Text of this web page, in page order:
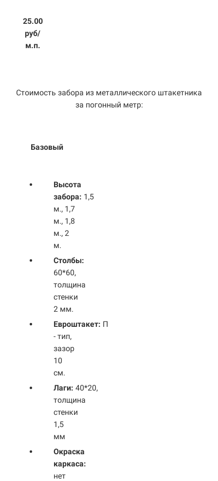
25.00
руб/
м.п.
Стоимость забора из металлического штакетника
за погонный метр:
Базовый
Высота
забора: 1,5
м., 1,7
м., 1,8
м., 2
м.
Столбы:
60*60,
толщина
стенки
2 мм.
Евроштакет: П
- тип,
зазор
10
см.
Лаги: 40*20,
толщина
стенки
1,5
мм
Окраска
каркаса:
нет